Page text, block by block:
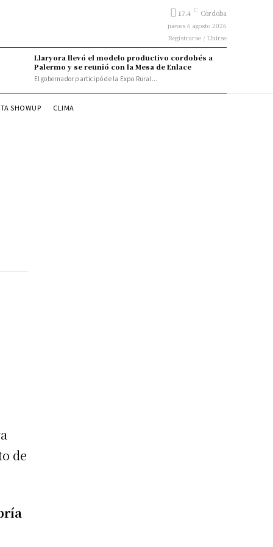
17.4 C Córdoba
jueves 6 agosto 2026
Registrarse / Unirse
Llaryora llevó el modelo productivo cordobés a
Palermo y se reunió con la Mesa de Enlace
El gobernador participó de la Expo Rural...
SHOWUP CLIMA
de